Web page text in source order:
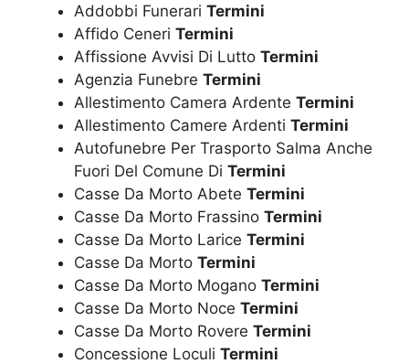
Addobbi Funerari Termini
Affido Ceneri Termini
Affissione Avvisi Di Lutto Termini
Agenzia Funebre Termini
Allestimento Camera Ardente Termini
Allestimento Camere Ardenti Termini
Autofunebre Per Trasporto Salma Anche
Fuori Del Comune Di Termini
Casse Da Morto Abete Termini
Casse Da Morto Frassino Termini
Casse Da Morto Larice Termini
Casse Da Morto Termini
Casse Da Morto Mogano Termini
Casse Da Morto Noce Termini
Casse Da Morto Rovere Termini
Concessione Loculi Termini